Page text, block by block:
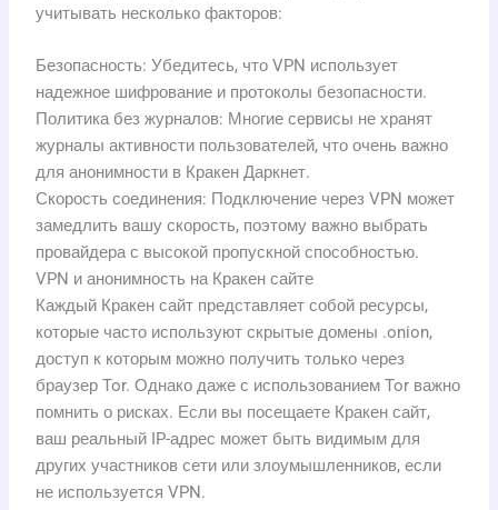
учитывать несколько факторов:
Безопасность: Убедитесь, что VPN использует
надежное шифрование и протоколы безопасности.
Политика без журналов: Многие сервисы не хранят
журналы активности пользователей, что очень важно
для анонимности в Кракен Даркнет.
Скорость соединения: Подключение через VPN может
замедлить вашу скорость, поэтому важно выбрать
провайдера с высокой пропускной способностью.
VPN и анонимность на Кракен сайте
Каждый Кракен сайт представляет собой ресурсы,
которые часто используют скрытые домены .onion,
доступ к которым можно получить только через
браузер Tor. Однако даже с использованием Tor важно
помнить о рисках. Если вы посещаете Кракен сайт,
ваш реальный IP-адрес может быть видимым для
других участников сети или злоумышленников, если
не используется VPN.